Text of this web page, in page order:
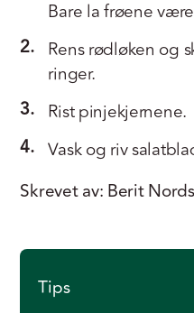
Bare la frøene
2. Rens rødløken og
ringer.
3. Rist pinjekjernene.
4. Vask og riv
Skrevet av: Berit
Tips